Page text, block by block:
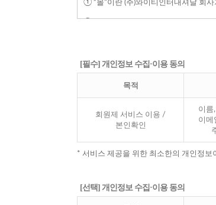
[필수] 개인정보 수집·이용 동의
목적
회원제 서비스 이용 /
본인확인
이름
이메
* 서비스 제공을 위한 최소한의 개인정
[선택] 개인정보 수집·이용 동의